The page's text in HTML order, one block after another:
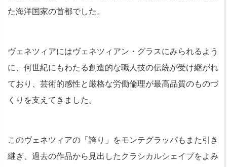
た海洋国家の首都でした。
ヴェネツィアにはヴェネツィアン・グラスにみられるよう
に、何世紀にもわたる創造的な職人技の伝統が受け継がれ
ており、芸術的感性と厳格な労働倫理が最高品質のものづ
くりを支えてきました。
このヴェネツィアの「誇り」をモンテグラッパもまた引き
継ぎ、過去の作品から見出したクラシカルシェイプをよみ